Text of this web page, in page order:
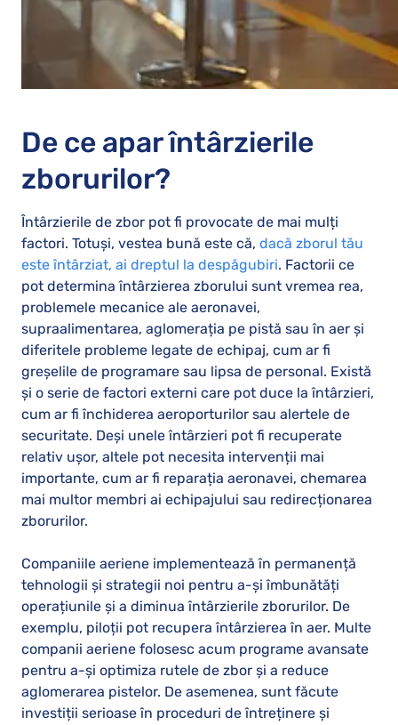
De ce apar întârzierile
zborurilor?
Întârzierile de zbor pot fi provocate de mai mulți
factori. Totuși, vestea bună este că, dacă zborul tău
este întârziat, ai dreptul la despăgubiri. Factorii ce
pot determina întârzierea zborului sunt vremea rea,
problemele mecanice ale aeronavei,
supraalimentarea, aglomerația pe pistă sau în aer și
diferitele probleme legate de echipaj, cum ar fi
greșelile de programare sau lipsa de personal. Există
și o serie de factori externi care pot duce la întârzieri,
cum ar fi închiderea aeroporturilor sau alertele de
securitate. Deși unele întârzieri pot fi recuperate
relativ ușor, altele pot necesita intervenții mai
importante, cum ar fi reparația aeronavei, chemarea
mai multor membri ai echipajului sau redirecționarea
zborurilor.
Companiile aeriene implementează în permanență
tehnologii și strategii noi pentru a-și îmbunătăți
operațiunile și a diminua întârzierile zborurilor. De
exemplu, piloții pot recupera întârzierea în aer. Multe
companii aeriene folosesc acum programe avansate
pentru a-și optimiza rutele de zbor și a reduce
aglomerarea pistelor. De asemenea, sunt făcute
investiții serioase în proceduri de întreținere și